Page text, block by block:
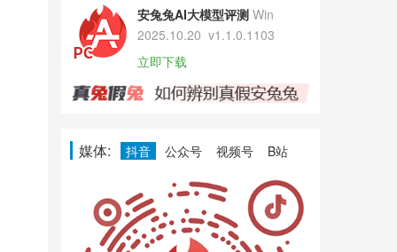
安兔兔AI大模型评测 Win
2025.10.20 v1.1.0.1103
立即下载
媒体: 抖音 公众号 视频号 B站